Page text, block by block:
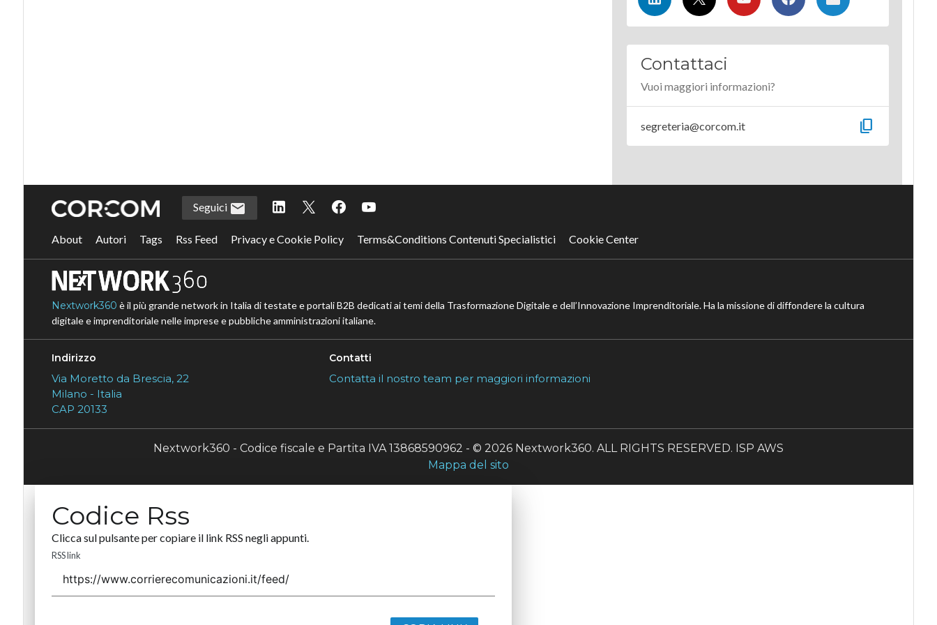
Contattaci
Vuoi maggiori informazioni?
segreteria@corcom.it content_copy
Seguici
About Autori Tags Rss Feed Privacy e Cookie Policy Terms&Conditions Contenuti Specialistici Cookie Center
Nextwork360 è il più grande network in Italia di testate e portali B2B dedicati ai temi della Trasformazione Digitale e dell’Innovazione Imprenditoriale. Ha la missione di diffondere la cultura
digitale e imprenditoriale nelle imprese e pubbliche amministrazioni italiane.
Indirizzo
Via Moretto da Brescia, 22
Milano - Italia
CAP 20133
Contatti
Contatta il nostro team per maggiori informazioni
Nextwork360 - Codice fiscale e Partita IVA 13868590962 - © 2026 Nextwork360. ALL RIGHTS RESERVED. ISP AWS
Mappa del sito
Codice Rss
Clicca sul pulsante per copiare il link RSS negli appunti.
RSS link